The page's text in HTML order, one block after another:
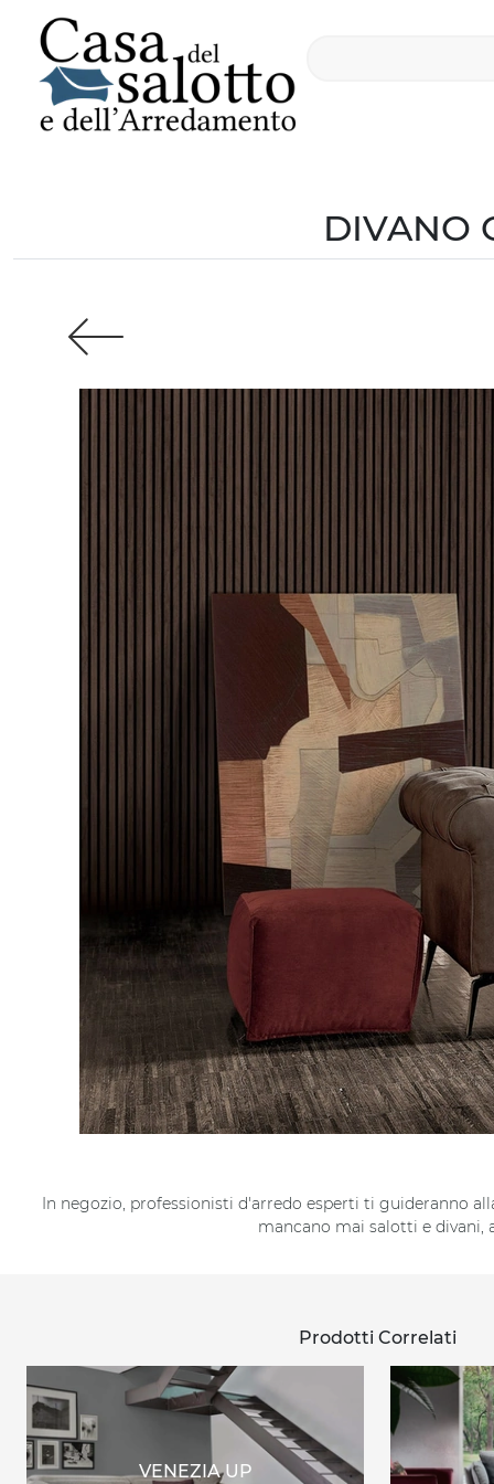
DIVANO
In negozio, professionisti d'arredo esperti ti guideranno
mancano mai salotti e divani,
Prodotti Correlati
VENEZIA UP